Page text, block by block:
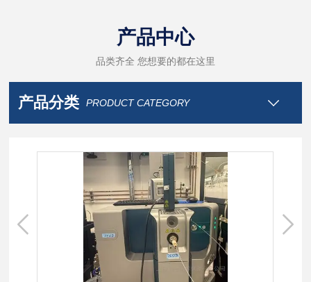
产品中心
品类齐全 您想要的都在这里
产品分类 PRODUCT CATEGORY